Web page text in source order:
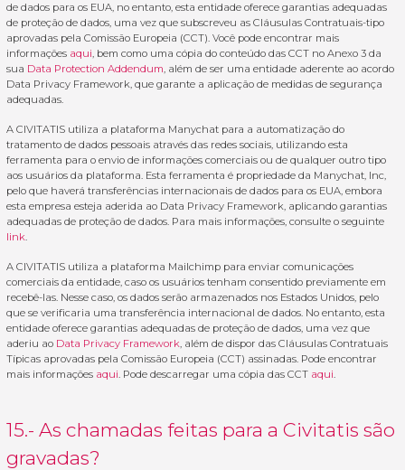
de dados para os EUA, no entanto, esta entidade oferece garantias adequadas
de proteção de dados, uma vez que subscreveu as Cláusulas Contratuais-tipo
aprovadas pela Comissão Europeia (CCT). Você pode encontrar mais
informações aqui, bem como uma cópia do conteúdo das CCT no Anexo 3 da
sua Data Protection Addendum, além de ser uma entidade aderente ao acordo
Data Privacy Framework, que garante a aplicação de medidas de segurança
adequadas.
A CIVITATIS utiliza a plataforma Manychat para a automatização do
tratamento de dados pessoais através das redes sociais, utilizando esta
ferramenta para o envio de informações comerciais ou de qualquer outro tipo
aos usuários da plataforma. Esta ferramenta é propriedade da Manychat, Inc,
pelo que haverá transferências internacionais de dados para os EUA, embora
esta empresa esteja aderida ao Data Privacy Framework, aplicando garantias
adequadas de proteção de dados. Para mais informações, consulte o seguinte
link.
A CIVITATIS utiliza a plataforma Mailchimp para enviar comunicações
comerciais da entidade, caso os usuários tenham consentido previamente em
recebê-las. Nesse caso, os dados serão armazenados nos Estados Unidos, pelo
que se verificaria uma transferência internacional de dados. No entanto, esta
entidade oferece garantias adequadas de proteção de dados, uma vez que
aderiu ao Data Privacy Framework, além de dispor das Cláusulas Contratuais
Típicas aprovadas pela Comissão Europeia (CCT) assinadas. Pode encontrar
mais informações aqui. Pode descarregar uma cópia das CCT aqui.
15.- As chamadas feitas para a Civitatis são
gravadas?